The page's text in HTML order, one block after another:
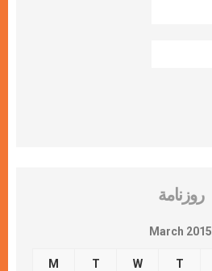
روزنامة
March 2015
M T W T